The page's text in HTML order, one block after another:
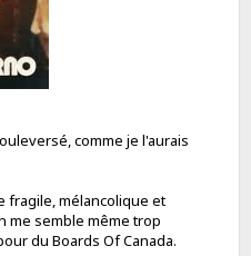
comme je l'aurais
fragile, mélancolique et
me semble même trop
du Boards Of Canada.